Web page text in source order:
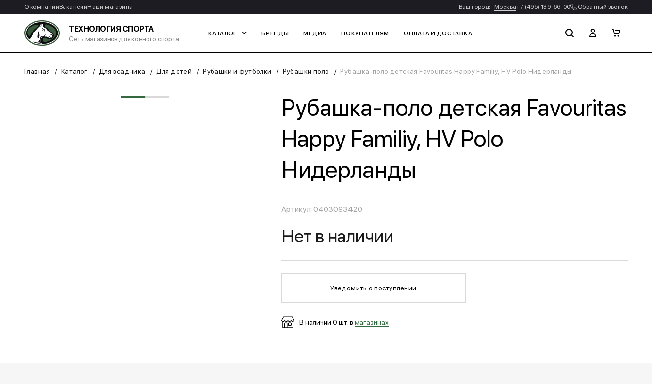
О компанииВакансииНаши магазины Ваш город: Москва+7 (495) 139-66-00 Обратный звонок
ТЕХНОЛОГИЯ СПОРТА
Сеть магазинов для конного спорта
КАТАЛОГ БРЕНДЫ МЕДИА ПОКУПАТЕЛЯМ ОПЛАТА И ДОСТАВКА
Главная Каталог Для всадника Для детей Рубашки и футболки Рубашки поло Рубашка-поло детская Favouritas Happy Familiy, HV Polo Нидерланды
Рубашка-поло детская Favouritas
Happy Familiy, HV Polo
Нидерланды
Артикул: 0403093420
Нет в наличии
Уведомить о поступлении
В наличии 0 шт. в магазинах